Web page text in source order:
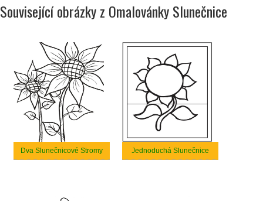
Související obrázky z Omalovánky Slunečnice
Dva Slunečnicové Stromy Jednoduchá Slunečnice